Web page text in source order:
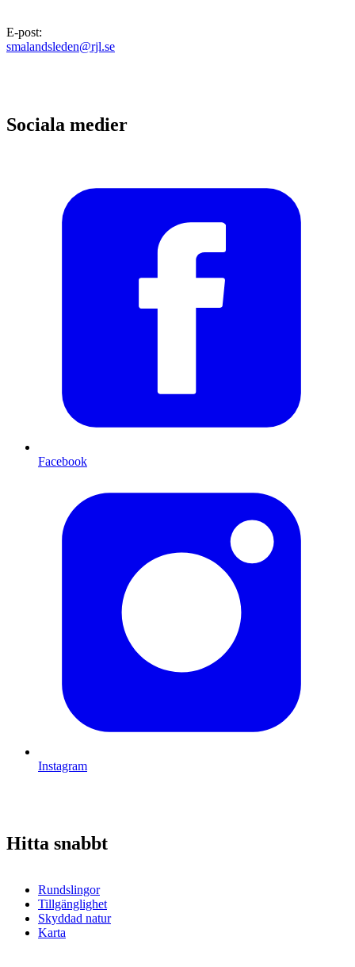
E-post:
smalandsleden@rjl.se
Sociala medier
Facebook
Instagram
Hitta snabbt
Rundslingor
Tillgänglighet
Skyddad natur
Karta